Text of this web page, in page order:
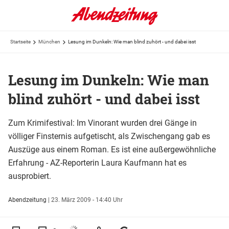
Startseite München Lesung im Dunkeln: Wie man blind zuhört - und dabei isst
Lesung im Dunkeln: Wie man
blind zuhört - und dabei isst
Zum Krimifestival: Im Vinorant wurden drei Gänge in
völliger Finsternis aufgetischt, als Zwischengang gab es
Auszüge aus einem Roman. Es ist eine außergewöhnliche
Erfahrung - AZ-Reporterin Laura Kaufmann hat es
ausprobiert.
Abendzeitung | 23. März 2009 - 14:40 Uhr